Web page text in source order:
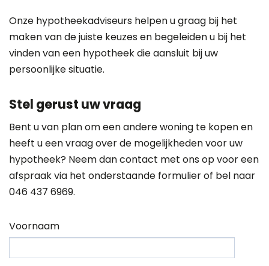
Onze hypotheekadviseurs helpen u graag bij het
maken van de juiste keuzes en begeleiden u bij het
vinden van een hypotheek die aansluit bij uw
persoonlijke situatie.
Stel gerust uw vraag
Bent u van plan om een andere woning te kopen en
heeft u een vraag over de mogelijkheden voor uw
hypotheek? Neem dan contact met ons op voor een
afspraak via het onderstaande formulier of bel naar
046 437 6969.
Voornaam